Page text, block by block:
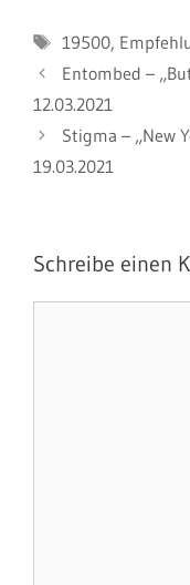
Schlagwörter
19500,
Entombed –
12.03.2021
Stigma – „New
19.03.2021
Schreibe einen